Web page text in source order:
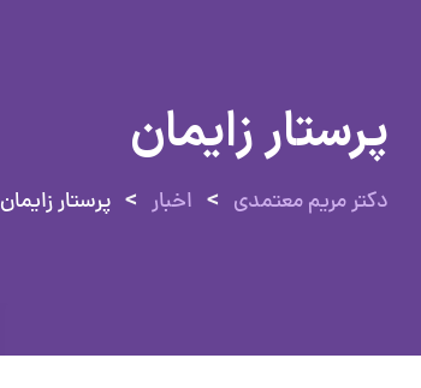
پرستار زایمان
دکتر مریم معتمدی > اخبار > پرستار زایمان